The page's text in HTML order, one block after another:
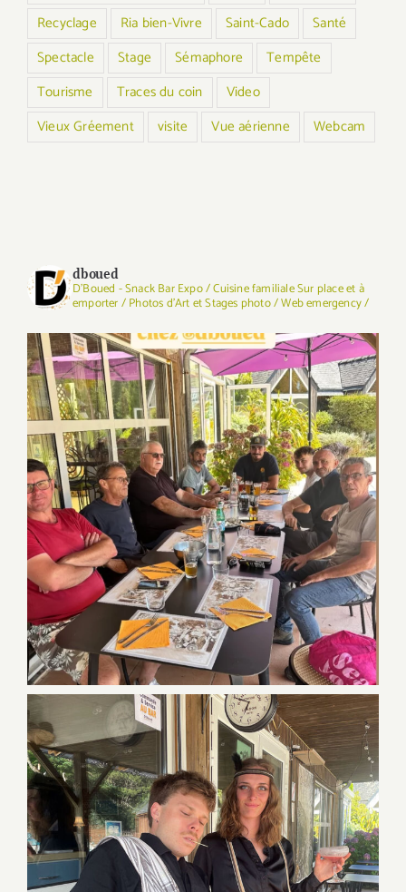
Recyclage Ria bien-Vivre Saint-Cado
Santé
Spectacle
Stage Sémaphore
Tempête
Tourisme
Traces du coin
Video
Vieux Gréement
visite Vue aérienne Webcam
dboued
D'Boued - Snack Bar Expo / Cuisine familiale Sur place et à
emporter / Photos d'Art et Stages photo / Web emergency /